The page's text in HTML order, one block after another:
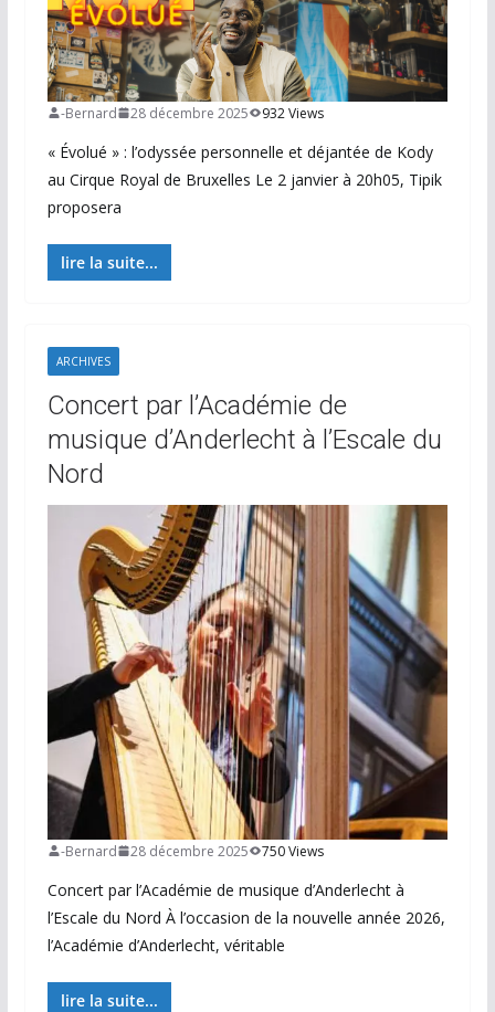
-Bernard 28 décembre 2025 932 Views
« Évolué » : l’odyssée personnelle et déjantée de Kody
au Cirque Royal de Bruxelles Le 2 janvier à 20h05, Tipik
proposera
lire la suite...
ARCHIVES
Concert par l’Académie de
musique d’Anderlecht à l’Escale du
Nord
-Bernard 28 décembre 2025 750 Views
Concert par l’Académie de musique d’Anderlecht à
l’Escale du Nord À l’occasion de la nouvelle année 2026,
l’Académie d’Anderlecht, véritable
lire la suite...